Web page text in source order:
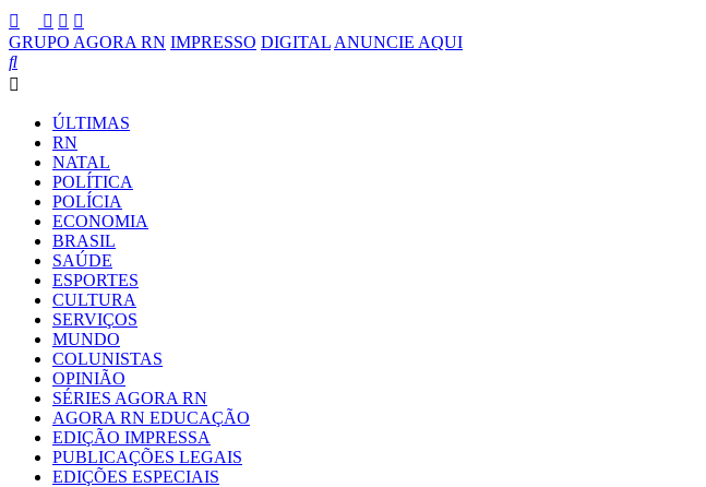
GRUPO AGORA RN IMPRESSO DIGITAL ANUNCIE AQUI
ÚLTIMAS
RN
NATAL
POLÍTICA
POLÍCIA
ECONOMIA
BRASIL
SAÚDE
ESPORTES
CULTURA
SERVIÇOS
MUNDO
COLUNISTAS
OPINIÃO
SÉRIES AGORA RN
AGORA RN EDUCAÇÃO
EDIÇÃO IMPRESSA
PUBLICAÇÕES LEGAIS
EDIÇÕES ESPECIAIS